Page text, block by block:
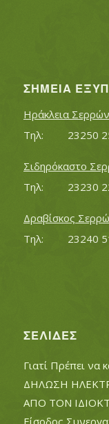
ΣΗΜΕΊΑ
Ηράκλεια Σερρών
Τηλ:
Σιδηρόκαστο
Τηλ:
Δραβίσκος
Τηλ:
ΣΕΛΊΔΕΣ
Γιατί Πρέπει να
ΔΗΛΩΣΗ
ΑΠΟ ΤΟΝ